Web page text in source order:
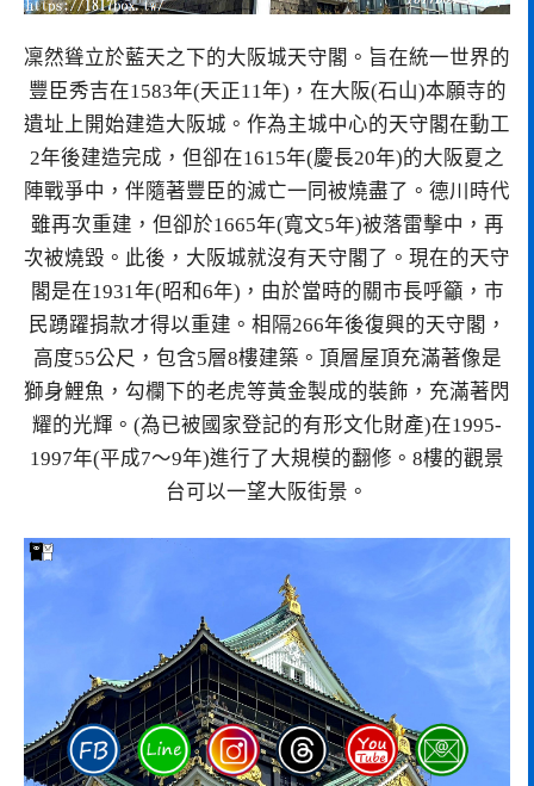
凜然聳立於藍天之下的大阪城天守閣。旨在統一世界的
豐臣秀吉在1583年(天正11年)，在大阪(石山)本願寺的
遺址上開始建造大阪城。作為主城中心的天守閣在動工
2年後建造完成，但卻在1615年(慶長20年)的大阪夏之
陣戰爭中，伴隨著豐臣的滅亡一同被燒盡了。德川時代
雖再次重建，但卻於1665年(寬文5年)被落雷擊中，再
次被燒毀。此後，大阪城就沒有天守閣了。現在的天守
閣是在1931年(昭和6年)，由於當時的關市長呼籲，市
民踴躍捐款才得以重建。相隔266年後復興的天守閣，
高度55公尺，包含5層8樓建築。頂層屋頂充滿著像是
獅身鯉魚，勾欄下的老虎等黃金製成的裝飾，充滿著閃
耀的光輝。(為已被國家登記的有形文化財產)在1995-
1997年(平成7～9年)進行了大規模的翻修。8樓的觀景
台可以一望大阪街景。